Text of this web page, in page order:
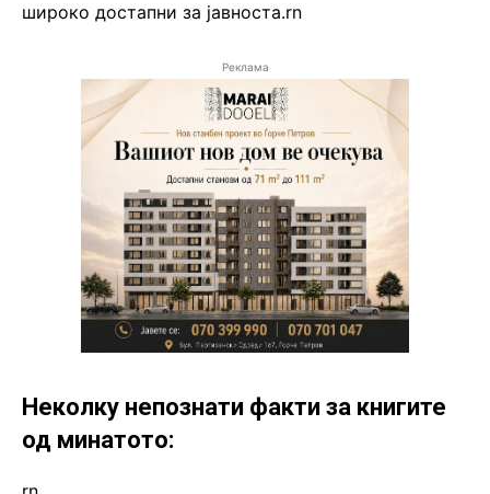
широко достапни за јавноста.rn
Реклама
Неколку непознати факти за книгите
од минатото: